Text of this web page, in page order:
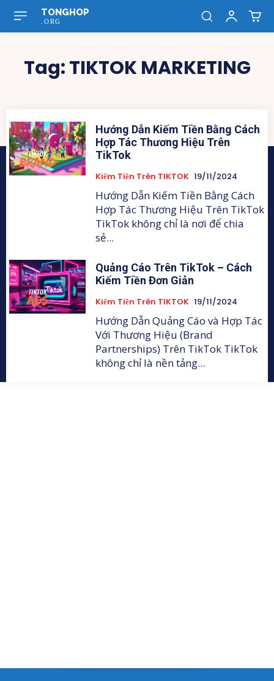
TONGHOP
.ORG
Tag:TIKTOK MARKETING
Hướng Dẫn Kiếm Tiền Bằng Cách
Hợp Tác Thương Hiệu Trên
TikTok
Kiếm Tiền Trên TIKTOK 19/11/2024
Hướng Dẫn Kiếm Tiền Bằng Cách
Hợp Tác Thương Hiệu Trên TikTok
TikTok không chỉ là nơi để chia
sẻ...
Quảng Cáo Trên TikTok – Cách
Kiếm Tiền Đơn Giản
Kiếm Tiền Trên TIKTOK 19/11/2024
Hướng Dẫn Quảng Cáo và Hợp Tác
Với Thương Hiệu (Brand
Partnerships) Trên TikTok TikTok
không chỉ là nền tảng...